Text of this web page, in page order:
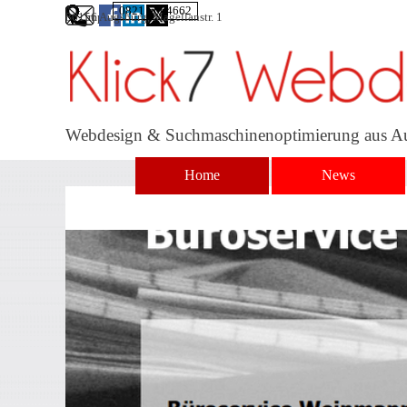
Direkt zum Seiteninhalt0821 5664662
86156 Augsburg, Magellanstr. 1
Impressum
Webdesign & Suchmaschinenoptimierung aus
Home News